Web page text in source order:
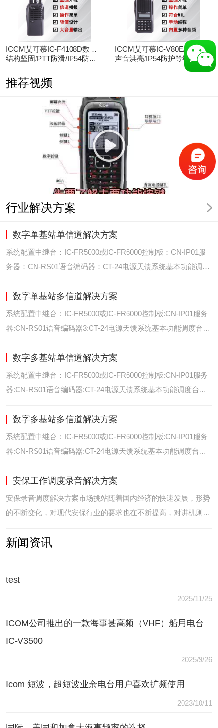
ICOM艾可慕IC-F4108D数字
对讲机
结构坚固/PTT防滑/IP54防护/
ICOM艾可慕IC-V80E/IC-
U80E手持对讲机（停产）
声音洪亮/IP54防护等级/手动
推荐视频
行业解决方案
数字单基站单信道解决方案
系统配置中继台：IC-FR5000或IC-FR6000控制板：CN-IP01服
务器：CN-RS01语音编码器：CT-24电源天馈系统基本功能调度
位/室内定位艾可慕数字电台具备GPS数据上传功能。而GPS定
位功能是艾可慕数字系统的标
数字单基站多信道解决方案
系统配置中继台：IC-FR5000或IC-FR6000控制板:CN-IP01服务
器:CN-RS01语音编码器3:CT-24电源天馈系统基本功能调度台录
室内定位艾可慕数字电台具备GPS数据上传功能。而GPS定位功
能是艾可慕数字系统的
数字多基站单信道解决方案
系统配置中继台：IC-FR5000或IC-FR6000控制板:CN-IP01服务
器:CN-RS01语音编码器:CT-24电源天馈系统基本功能调度台录
通过IP网络互联，通过成熟可靠的网络技术，艾可慕数字通讯将
延伸到世界的每一个角落。
数字多基站多信道解决方案
系统配置中继台：IC-FR5000或IC-FR6000控制板:CN-IP01服务
器:CN-RS01语音编码器:CT-24电源天馈系统基本功能调度台录
之间通过IP网络互联，通过成熟可靠的网络技术，艾可慕数字通
讯将延伸到世界的每一个角
安保工作调度录音解决方案
安保录音调度解决方案市场挑站随着国内经济的快速发展，形势
的不断变化，对现代安保行业的要求也在不断提高，对讲机则是
讯需要，常常会出现以下问题：（1）无可靠的报等多种保障手
新闻资讯
test
2025/11/25
ICOM公司推出的一款海事甚高频（VHF）船用电台
IC-V3500
2025/9/26
Icom 短波，超短波业余电台用户喜欢扩频使用
2023/10/11